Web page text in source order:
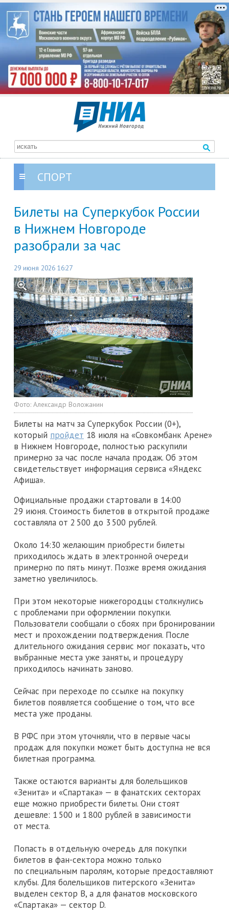
СПОРТ
Билеты на Суперкубок России
в Нижнем Новгороде
разобрали за час
29 июня 2026 16:27
Фото: Александр Воложанин
Билеты на матч за Суперкубок России (0+),
который пройдет 18 июля на «Совкомбанк Арене»
в Нижнем Новгороде, полностью раскупили
примерно за час после начала продаж. Об этом
свидетельствует информация сервиса «Яндекс
Афиша».
Официальные продажи стартовали в 14:00
29 июня. Стоимость билетов в открытой продаже
составляла от 2 500 до 3 500 рублей.
Около 14:30 желающим приобрести билеты
приходилось ждать в электронной очереди
примерно по пять минут. Позже время ожидания
заметно увеличилось.
При этом некоторые нижегородцы столкнулись
с проблемами при оформлении покупки.
Пользователи сообщали о сбоях при бронировании
мест и прохождении подтверждения. После
длительного ожидания сервис мог показать, что
выбранные места уже заняты, и процедуру
приходилось начинать заново.
Сейчас при переходе по ссылке на покупку
билетов появляется сообщение о том, что все
места уже проданы.
В РФС при этом уточняли, что в первые часы
продаж для покупки может быть доступна не вся
билетная программа.
Также остаются варианты для болельщиков
«Зенита» и «Спартака» — в фанатских секторах
еще можно приобрести билеты. Они стоят
дешевле: 1 500 и 1 800 рублей в зависимости
от места.
Попасть в отдельную очередь для покупки
билетов в фан-сектора можно только
по специальным паролям, которые предоставляют
клубы. Для болельщиков питерского «Зенита»
выделен сектор B, а для фанатов московского
«Спартака» — сектор D.